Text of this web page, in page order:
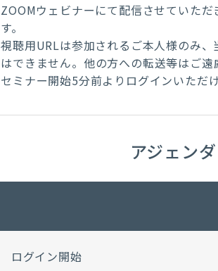
ZOOMウェビナーにて配信させていた
す。
視聴用URLは参加されるご本人様のみ
はできません。他の方への転送等はご遠
セミナー開始5分前よりログインいただけ
アジェンダ
ログイン開始